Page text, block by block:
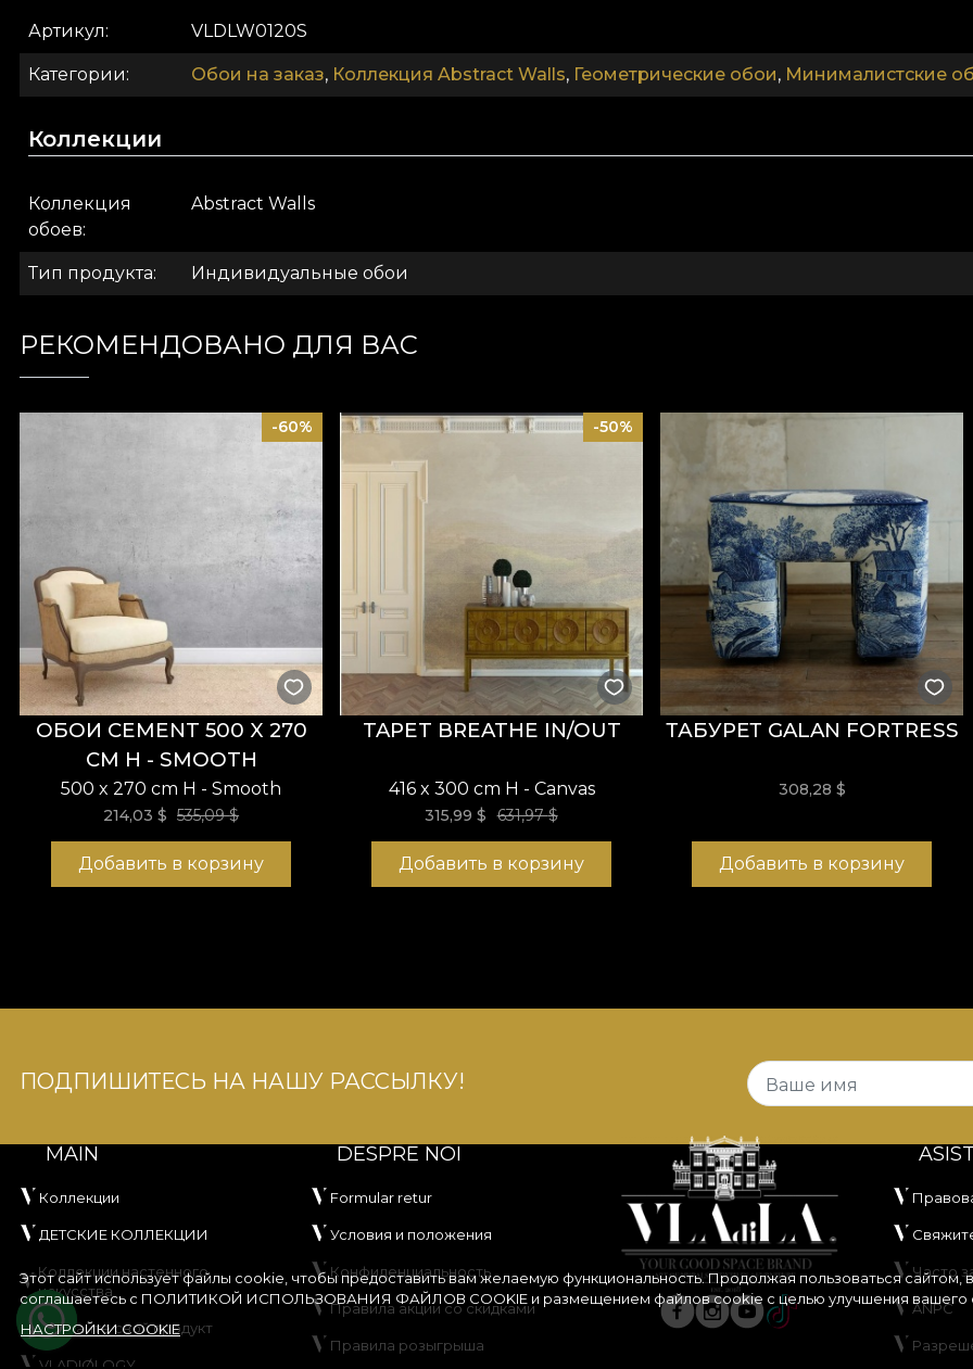
Коллекция Abstract Walls без сомнения выходит за рамки обыденного. Обои созданы, чтобы
графических приёмов наши авторы передают суть современного дизайна, созданного для
стены, которые не перестают рассказывать свои истории.
Абстрактное искусство появилось как ответ на преимущественно фигуративные направления,
скрыть очевидное и передавать послания косвенно. Степень абстракции может различаться;
полностью абстрактных. Некоторые существующие отсылки, чтобы выразить более скрытые и
силуэтами, слоями материалов, извилистыми мраморными линиями и заметными живописными
Артикул VLDLW0120S
Категории Обои на заказ, Коллекция Abstract Walls, Геометрические обои, Минималистские
Коллекции
Коллекция
обоев
Abstract Walls
Тип продукта Индивидуальные обои
РЕКОМЕНДОВАНО ДЛЯ ВАС
-60%
ОБОИ CEMENT 500 X 270
CM H - SMOOTH
500 x 270 cm H - Smooth
214,03 $ 535,09$
Добавить в корзину
-50%
TAPET BREATHE IN/OUT
416 x 300 cm H - Canvas
315,99$ 631,97$
Добавить в корзину
ТАБУРЕТ GALAN FORTRESS
308,28 $
Добавить в корзину
Этот сайт использует файлы cookie, чтобы предоставить вам желаемую функциональность. Продолжая пользоваться сайтом,
соглашаетесь с ПОЛИТИКОЙ ИСПОЛЬЗОВАНИЯ ФАЙЛОВ COOKIE и размещением файлов cookie с целью улучшения вашего
НАСТРОЙКИ COOKIE
ПОДПИШИТЕСЬ НА НАШУ РАССЫЛКУ! Ваше имя
MAIN
Коллекции
ДЕТСКИЕ КОЛЛЕКЦИИ
Коллекции настенного
искусства
Создайте свой продукт
VLADIØLOGY
DESPRE NOI
Formular retur
Условия и положения
Конфиденциальность
Правила акции со скидками
Правила розыгрыша
Часто
ANPC